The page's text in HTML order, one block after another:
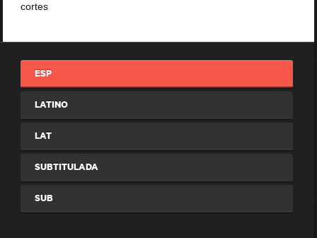
cortes
ESP
LATINO
LAT
SUBTITULADA
SUB